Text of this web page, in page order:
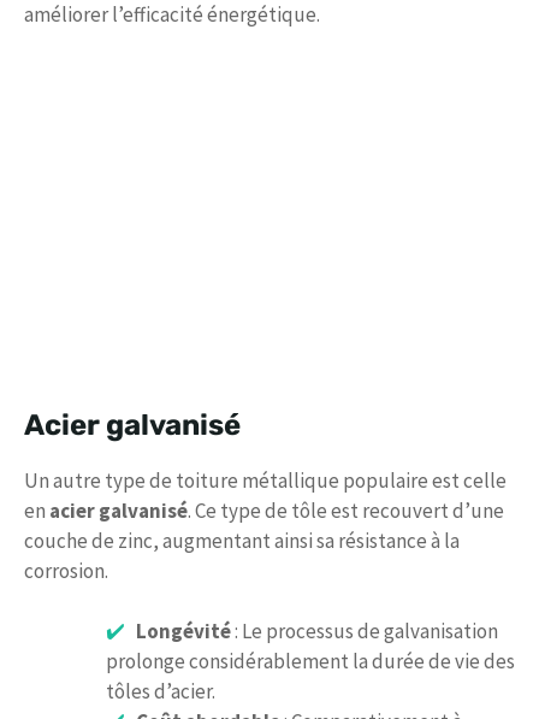
améliorer l’efficacité énergétique.
Acier galvanisé
Un autre type de toiture métallique populaire est celle
en acier galvanisé. Ce type de tôle est recouvert d’une
couche de zinc, augmentant ainsi sa résistance à la
corrosion.
Longévité: Le processus de galvanisation
prolonge considérablement la durée de vie des
tôles d’acier.